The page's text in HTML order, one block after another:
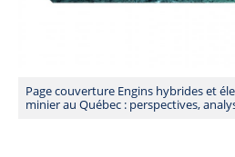
Page couverture Engins hybrides et
minier au Québec : perspectives,